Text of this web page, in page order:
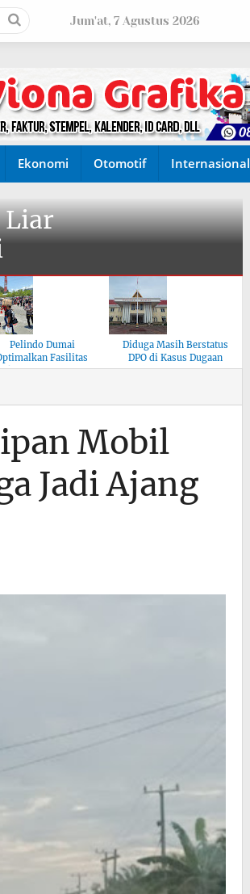
Jum'at, 7 Agustus 2026
Ekonomi Otomotif Internasional
Liar
Pelindo Dumai
Fasilitas
Kenyamanan Arus
Diduga Masih Berstatus
DPO di Kasus Dugaan
Pemalsuan Paspor, Polres
Mobil
Jadi Ajang